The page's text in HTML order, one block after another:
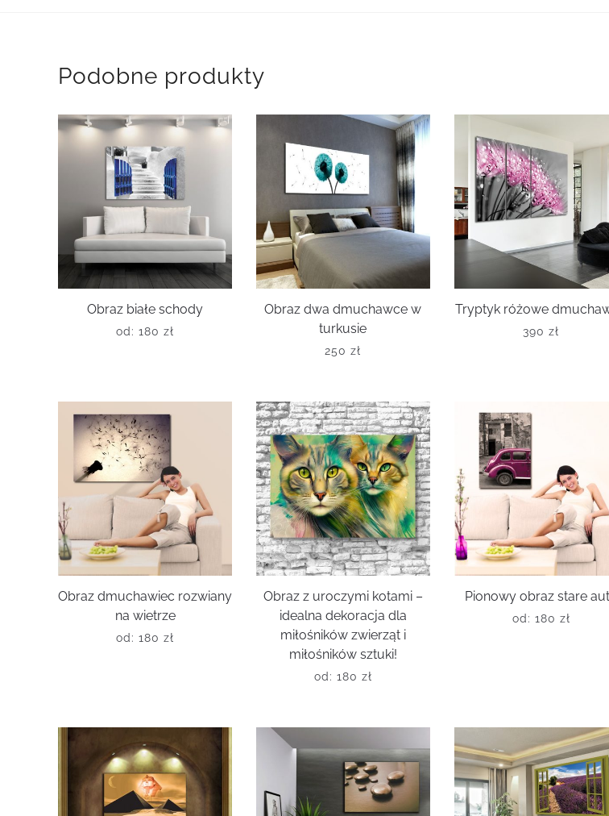
Podobne produkty
Obraz białe schody
od: 180 zł
Obraz dwa dmuchawce w
turkusie
250zł
Tryptyk różowe
390zł
Obraz dmuchawiec rozwiany
na wietrze
od: 180 zł
Obraz z uroczymi kotami –
idealna dekoracja dla
miłośników zwierząt i
miłośników sztuki!
od: 180 zł
Pionowy obraz stare
od: 180 zł